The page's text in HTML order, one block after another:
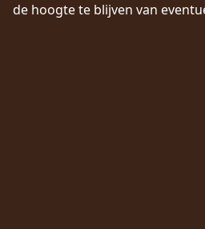
de hoogte te blijven van